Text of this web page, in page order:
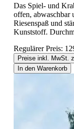
Das Spiel- und
offen, abwaschbar
Riesenspaß und
Kunststoff.
Regulärer Preis:
Preise inkl. MwSt.
In den Warenkorb